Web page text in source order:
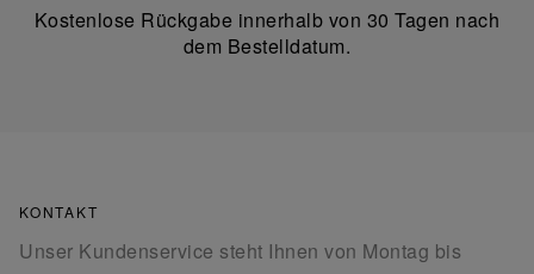
Kostenlose Rückgabe innerhalb von 30 Tagen nach
dem Bestelldatum.
KONTAKT
Unser Kundenservice steht Ihnen von Montag bis